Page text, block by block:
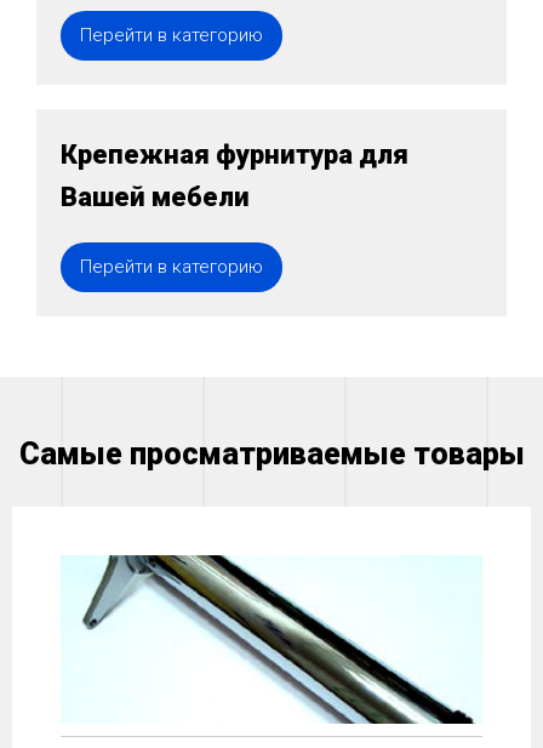
Перейти в категорию
Крепежная фурнитура для
Вашей мебели
Перейти в категорию
Самые просматриваемые товары